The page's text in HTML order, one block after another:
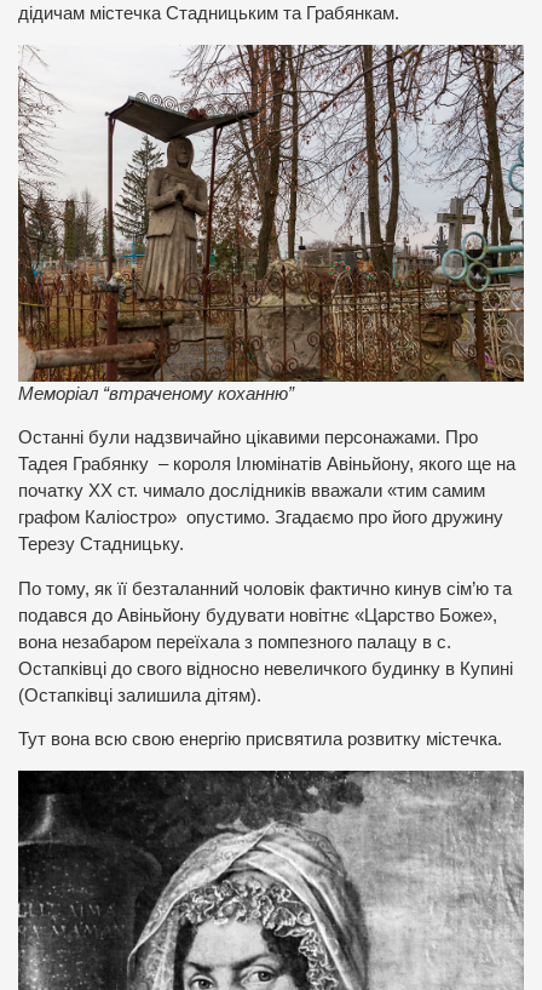
дідичам містечка Стадницьким та Грабянкам.
Меморіал “втраченому коханню”
Останні були надзвичайно цікавими персонажами. Про
Тадея Грабянку – короля Ілюмінатів Авіньйону, якого ще на
початку ХХ ст. чимало дослідників вважали «тим самим
графом Каліостро» опустимо. Згадаємо про його дружину
Терезу Стадницьку.
По тому, як її безталанний чоловік фактично кинув сім’ю та
подався до Авіньйону будувати новітнє «Царство Боже»,
вона незабаром переїхала з помпезного палацу в с.
Остапківці до свого відносно невеличкого будинку в Купині
(Остапківці залишила дітям).
Тут вона всю свою енергію присвятила розвитку містечка.